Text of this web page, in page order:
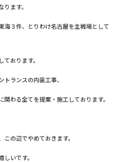
ます。
海３件、とりわけ名古屋を主戦場として
おります。
ランスの内装工事、
わる全てを提案・施工しております。
の辺でやめておきます。
いです。